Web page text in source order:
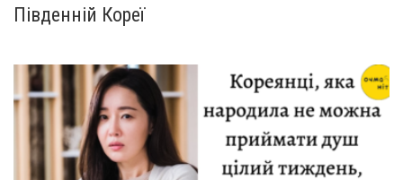
Південній Кореї